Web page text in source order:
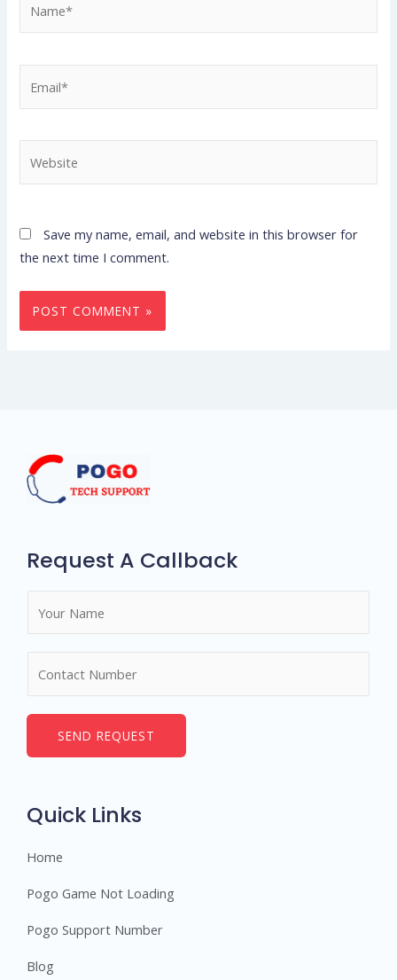
Save my name, email, and website in this browser for
the next time I comment.
Request A Callback
*
e
SEND REQUEST
Quick Links
Home
Pogo Game Not Loading
Pogo Support Number
Blog